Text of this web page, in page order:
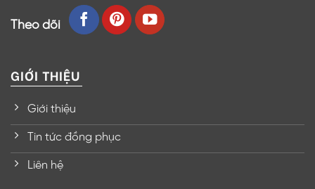
Theo dõi
GIỚI THIỆU
Giới thiệu
Tin tức đồng phục
Liên hệ